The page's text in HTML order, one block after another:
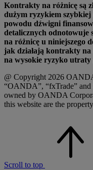
Kontrakty na różnicę są
dużym ryzykiem
powodu dźwigni
detalicznych
na różnicę u niniejszego
jak działają kontrakty na
na wysokie ryzyko utraty
@ Copyright 2026
“OANDA”, “fxTrade”
owned by OANDA
this website are the
Scroll to top